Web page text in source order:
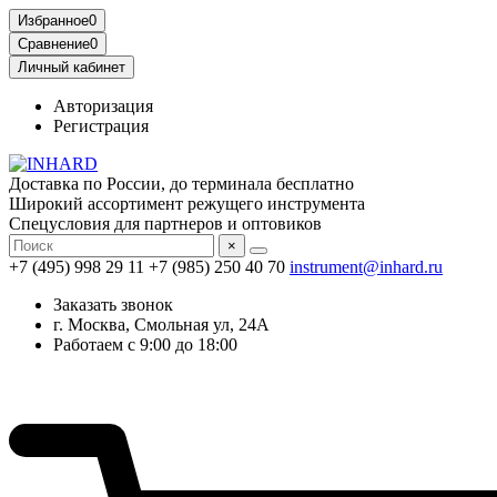
Избранное0
Сравнение0
Личный кабинет
Авторизация
Регистрация
Доставка по России, до терминала бесплатно
Широкий ассортимент режущего инструмента
Спецусловия для партнеров и оптовиков
×
+7 (495) 998 29 11 +7 (985) 250 40 70 instrument@inhard.ru
Заказать звонок
г. Москва, Смольная ул, 24А
Работаем с 9:00 до 18:00